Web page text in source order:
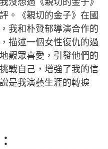
沒想過《親切的金子》
。《親切的金子》在國
我和朴贊郁導演合作的
描述一個女性復仇的過
觀眾喜愛，引發他們的
戰自己，增強了我的信
是我演藝生涯的轉捩